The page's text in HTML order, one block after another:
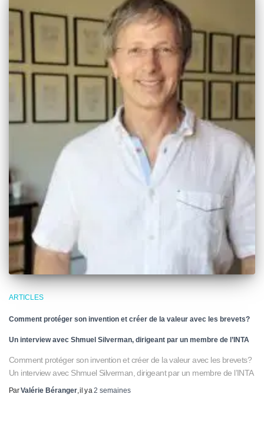
ARTICLES
Comment protéger son invention et créer de la valeur avec les brevets?
Un interview avec Shmuel Silverman, dirigeant par un membre de l’INTA
Comment protéger son invention et créer de la valeur avec les brevets?
Un interview avec Shmuel Silverman, dirigeant par un membre de l’INTA
ParValérie Béranger, il y a2 semaines